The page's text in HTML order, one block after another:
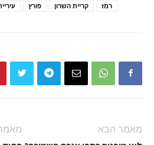
פורץ קריית השרון רמז
מאמר הבא